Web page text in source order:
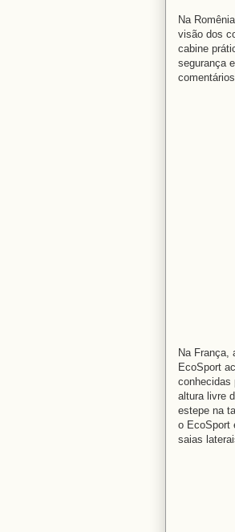
Na
visão dos
cabine
segurança
comentários.
Na França,
EcoSport
conhecidas
altura livre
estepe na
o EcoSport
saias